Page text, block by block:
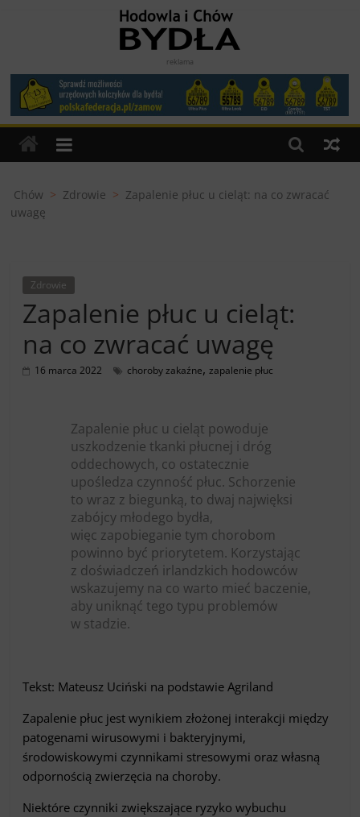
Hodowla
i
Chów
Bydła
Hodowców
Bydła
reklama
Chów > Zdrowie > Zapalenie płuc u cieląt: na co zwracać
uwagę
Zdrowie
Zapalenie płuc u cieląt:
na co zwracać uwagę
16 marca 2022 choroby zakaźne,zapalenie płuc
Zapalenie płuc u cieląt powoduje
uszkodzenie tkanki płucnej i dróg
oddechowych, co ostatecznie
upośledza czynność płuc. Schorzenie
to wraz z biegunką, to dwaj najwięksi
zabójcy młodego bydła,
więc zapobieganie tym chorobom
powinno być priorytetem. Korzystając
z doświadczeń irlandzkich hodowców
wskazujemy na co warto mieć baczenie,
aby uniknąć tego typu problemów
w stadzie.
Tekst: Mateusz Uciński na podstawie Agriland
Zapalenie płuc jest wynikiem złożonej interakcji między
patogenami wirusowymi i bakteryjnymi,
środowiskowymi czynnikami stresowymi oraz własną
odpornością zwierzęcia na choroby.
Niektóre czynniki zwiększające ryzyko wybuchu